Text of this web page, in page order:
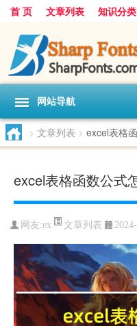
首 页 文章列表 知识分类
网站导航
> 文章列表 > excel表格
excel表格函数公式
网友:ex 文章列表